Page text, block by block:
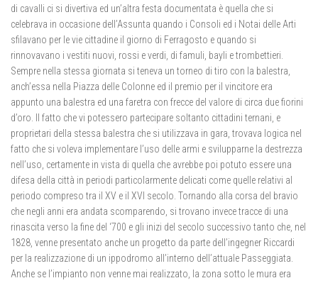
di cavalli ci si divertiva ed un’altra festa documentata è quella che si
celebrava in occasione dell’Assunta quando i Consoli ed i Notai delle Arti
sfilavano per le vie cittadine il giorno di Ferragosto e quando si
rinnovavano i vestiti nuovi, rossi e verdi, di famuli, bayli e trombettieri.
Sempre nella stessa giornata si teneva un torneo di tiro con la balestra,
anch’essa nella Piazza delle Colonne ed il premio per il vincitore era
appunto una balestra ed una faretra con frecce del valore di circa due fiorini
d’oro. Il fatto che vi potessero partecipare soltanto cittadini ternani, e
proprietari della stessa balestra che si utilizzava in gara, trovava logica nel
fatto che si voleva implementare l’uso delle armi e svilupparne la destrezza
nell’uso, certamente in vista di quella che avrebbe poi potuto essere una
difesa della città in periodi particolarmente delicati come quelle relativi al
periodo compreso tra il XV e il XVI secolo. Tornando alla corsa del bravio
che negli anni era andata scomparendo, si trovano invece tracce di una
rinascita verso la fine del ‘700 e gli inizi del secolo successivo tanto che, nel
1828, venne presentato anche un progetto da parte dell’ingegner Riccardi
per la realizzazione di un ippodromo all’interno dell’attuale Passeggiata.
Anche se l’impianto non venne mai realizzato, la zona sotto le mura era